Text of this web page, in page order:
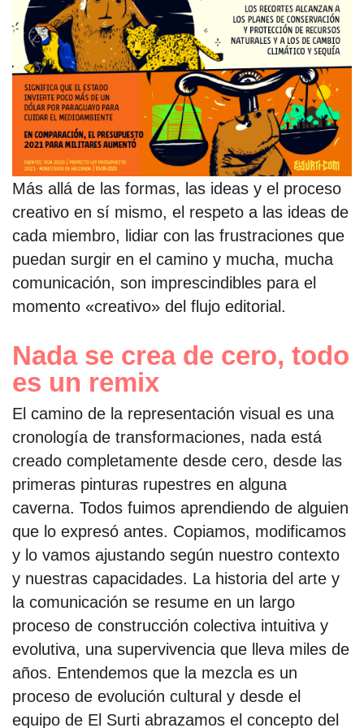
Más allá de las formas, las ideas y el proceso
creativo en sí mismo, el respeto a las ideas de
cada miembro, lidiar con las frustraciones que
puedan surgir en el camino y mucha, mucha
comunicación, son imprescindibles para el
momento «creativo» del flujo editorial.
Nada se crea de cero, todo
es un remix
El camino de la representación visual es una
cronología de transformaciones, nada está
creado completamente desde cero, desde las
primeras pinturas rupestres en alguna
caverna. Todos fuimos aprendiendo de alguien
que lo expresó antes. Copiamos, modificamos
y lo vamos ajustando según nuestro contexto
y nuestras capacidades. La historia del arte y
la comunicación se resume en un largo
proceso de construcción colectiva intuitiva y
evolutiva, una supervivencia que lleva miles de
años. Entendemos que la mezcla es un
proceso de evolución cultural y desde el
equipo de El Surti abrazamos el concepto del